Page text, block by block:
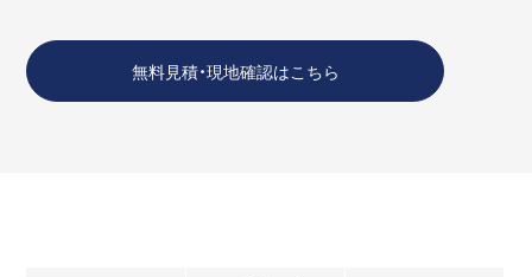
無料見積・現地確認はこちら